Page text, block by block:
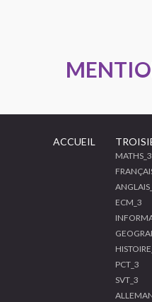
ACCUEIL
MATHS_3
ECM_3
PCT_3
SVT_3